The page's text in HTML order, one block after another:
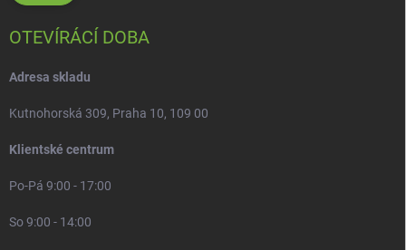
OTEVÍRÁCÍ DOBA
Adresa skladu
Kutnohorská 309, Praha 10, 109 00
Klientské centrum
Po-Pá 9:00 - 17:00
So 9:00 - 14:00